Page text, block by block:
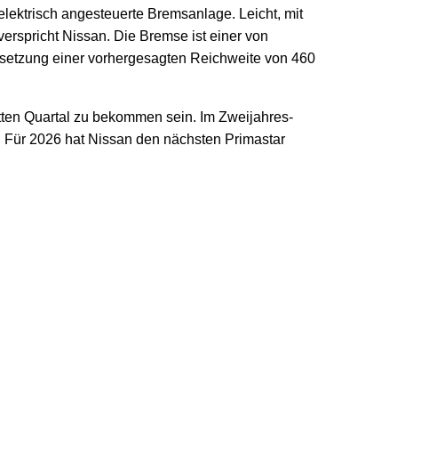
angesteuerte Bremsanlage. Leicht, mit
Nissan. Die Bremse ist einer von
einer vorhergesagten Reichweite von 460
Quartal zu bekommen sein. Im Zweijahres-
2026 hat Nissan den nächsten Primastar